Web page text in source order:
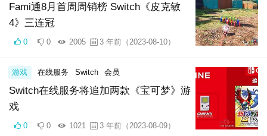
Fami通8月首周周销榜 Switch《皮克敏
4》三连冠
0 0 2005 3 年前（2023-08-10）
Switch在线服务将追加两款《宝可梦》游
戏
游戏 在线服务 Switch 会员
0 0 1021 3 年前（2023-08-09）